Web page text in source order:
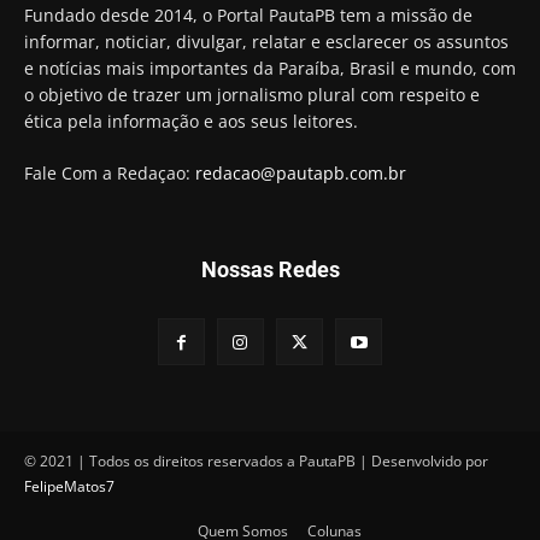
Hugo Motta retira projeto que permitia bancos
"confiscar" dinheiro de clientes
01:49
Descaso da gestão Panta deixa crianças e
professoras 'ilhadas' em creche
00:16
Fundado desde 2014, o Portal PautaPB tem a missão de
informar, noticiar, divulgar, relatar e esclarecer os assuntos
e notícias mais importantes da Paraíba, Brasil e mundo, com
o objetivo de trazer um jornalismo plural com respeito e
ética pela informação e aos seus leitores.
Fale Com a Redaçao: redacao@pautapb.com.br
Nossas Redes
© 2021 | Todos os direitos reservados a PautaPB | Desenvolvido por
FelipeMatos7
Quem Somos Colunas